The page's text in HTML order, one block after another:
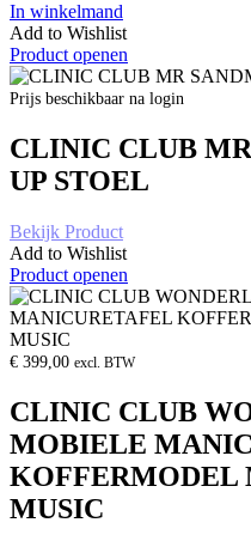
In winkelmand
Add to Wishlist
Product openen
Prijs beschikbaar na login
CLINIC CLUB
UP STOEL
Bekijk Product
Add to Wishlist
Product openen
€ 399,00 excl. BTW
CLINIC CLUB
MOBIELE
KOFFERMODEL
MUSIC